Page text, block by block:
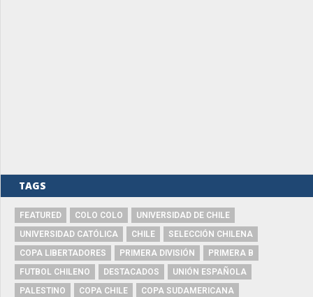
TAGS
FEATURED COLO COLO
UNIVERSIDAD DE CHILE
UNIVERSIDAD CATÓLICA
CHILE
SELECCIÓN CHILENA
COPA LIBERTADORES
PRIMERA DIVISIÓN
PRIMERA B
FUTBOL CHILENO
DESTACADOS
UNIÓN ESPAÑOLA
PALESTINO
COPA CHILE
COPA SUDAMERICANA